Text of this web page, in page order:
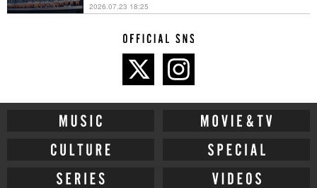
2026.07.23 18:25